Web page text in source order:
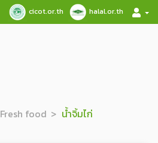
cicot.or.th halal.or.th
Fresh food น้ำจิ้มไก่